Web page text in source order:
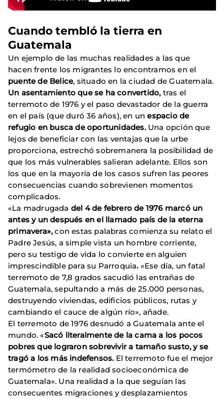
Cuando tembló la tierra en
Guatemala
Un ejemplo de las muchas realidades a las que
hacen frente los migrantes lo encontramos en el
puente de Belice, situado en la ciudad de Guatemala.
Un asentamiento que se ha convertido, tras el
terremoto de 1976 y el paso devastador de la guerra
en el país (que duró 36 años), en unespacio de
refugio en busca de oportunidades. Una opción que
lejos de beneficiar con las ventajas que la urbe
proporciona, estrechó sobremanera la posibilidad de
que los más vulnerables salieran adelante. Ellos son
los que en la mayoría de los casos sufren las peores
consecuencias cuando sobrevienen momentos
complicados.
«La madrugada del 4 de febrero de 1976 marcó un
antes y un después en el llamado país de la eterna
primavera»,con estas palabras comienza su relato el
Padre Jesús, a simple vista un hombre corriente,
pero su testigo de vida lo convierte en alguien
imprescindible para su Parroquia. «Ese día, un fatal
terremoto de 7,8 grados sacudió las entrañas de
Guatemala, sepultando a más de 25.000 personas,
destruyendo viviendas, edificios públicos, rutas y
cambiando el cauce de algún río», añade.
El terremoto de 1976 desnudó a Guatemala ante el
mundo. «Sacó literalmente de la cama a los pocos
pobres que lograron sobrevivir a tamaño susto, y se
tragó a los más indefensos. El terremoto fue el mejor
termómetro de la realidad socioeconómica de
Guatemala». Una realidad a la que seguían las
consecuentes migraciones y desplazamientos